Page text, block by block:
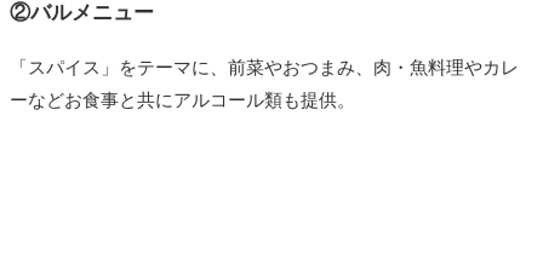
②バルメニュー
「スパイス」をテーマに、前菜やおつまみ、肉・魚料理やカレ
ーなどお食事と共にアルコール類も提供。